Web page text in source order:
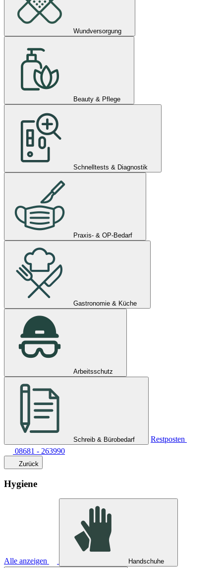
Wundversorgung
Beauty & Pflege
Schnelltests & Diagnostik
Praxis- & OP-Bedarf
Gastronomie & Küche
Arbeitsschutz
Schreib & Bürobedarf
Restposten
08681 - 263990
Zurück
Hygiene
Alle anzeigen Handschuhe